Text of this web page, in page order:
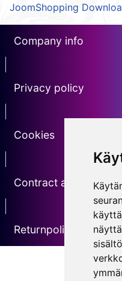
JoomShopping
Company info
Privacy policy
Cookies
Contract agreement
Returnpolicy